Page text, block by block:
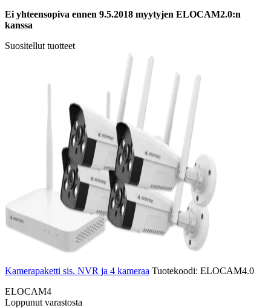
Ei yhteensopiva ennen 9.5.2018 myytyjen ELOCAM2.0:n
kanssa
Suositellut tuotteet
Kamerapaketti sis. NVR ja 4 kameraa Tuotekoodi: ELOCAM4.0
ELOCAM4
Loppunut varastosta